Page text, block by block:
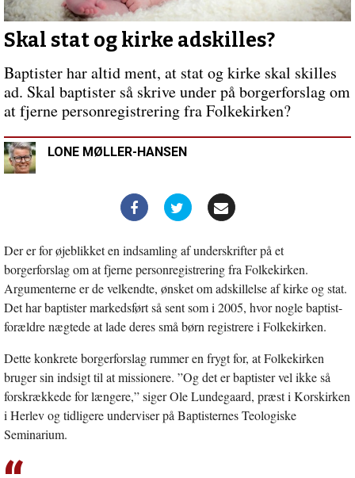
Skal stat og kirke adskilles?
Baptister har altid ment, at stat og kirke skal skilles
ad. Skal baptister så skrive under på borgerforslag om
at fjerne personregistrering fra Folkekirken?
LONE MØLLER-HANSEN
Der er for øjeblikket en indsamling af underskrifter på et
borgerforslag om at fjerne personregistrering fra Folkekirken.
Argumenterne er de velkendte, ønsket om adskillelse af kirke og stat.
Det har baptister markedsført så sent som i 2005, hvor nogle baptist-
forældre nægtede at lade deres små børn registrere i Folkekirken.
Dette konkrete borgerforslag rummer en frygt for, at Folkekirken
bruger sin indsigt til at missionere. ”Og det er baptister vel ikke så
forskrækkede for længere,” siger Ole Lundegaard, præst i Korskirken
i Herlev og tidligere underviser på Baptisternes Teologiske
Seminarium.